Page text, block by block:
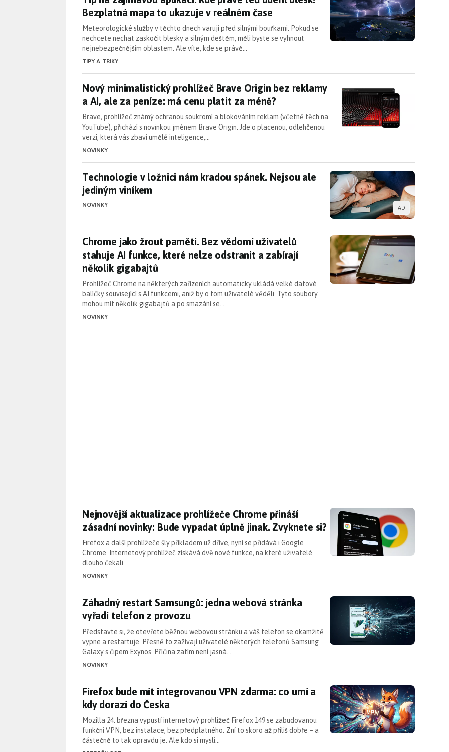
Bezplatná mapa to ukazuje v reálném čase
Meteorologické služby v těchto dnech varují před silnými bouřkami. Pokud se
nechcete nechat zaskočit blesky a silným deštěm, měli byste se vyhnout
nejnebezpečnějším oblastem. Ale víte, kde se právě…
TIPY A TRIKY
Nový minimalistický prohlížeč Brave Origin bez reklamy a AI, ale za peníze: má
Nový minimalistický prohlížeč Brave Origin bez reklamy
a AI, ale za peníze: má cenu platit za méně?
Brave, prohlížeč známý ochranou soukromí a blokováním reklam (včetně těch na
YouTube), přichází s novinkou jménem Brave Origin. Jde o placenou, odlehčenou
verzi, která vás zbaví umělé inteligence,…
NOVINKY
Technologie v ložnici nám kradou spánek. Nejsou ale jediným viníkem
Technologie v ložnici nám kradou spánek. Nejsou ale
jediným viníkem
NOVINKY AD
Chrome jako žrout paměti. Bez vědomí uživatelů stahuje AI funkce, které nelze
Chrome jako žrout paměti. Bez vědomí uživatelů
stahuje AI funkce, které nelze odstranit a zabírají
několik gigabajtů
Prohlížeč Chrome na některých zařízeních automaticky ukládá velké datové
balíčky související s AI funkcemi, aniž by o tom uživatelé věděli. Tyto soubory
mohou mít několik gigabajtů a po smazání se…
NOVINKY
Nejnovější aktualizace prohlížeče Chrome přináší zásadní novinky: Bude vypadat
Nejnovější aktualizace prohlížeče Chrome přináší
zásadní novinky: Bude vypadat úplně jinak. Zvyknete si?
Firefox a další prohlížeče šly příkladem už dříve, nyní se přidává i Google
Chrome. Internetový prohlížeč získává dvě nové funkce, na které uživatelé
dlouho čekali.
NOVINKY
Záhadný restart Samsungů: jedna webová stránka vyřadí telefon z provozu
Záhadný restart Samsungů: jedna webová stránka
vyřadí telefon z provozu
Představte si, že otevřete běžnou webovou stránku a váš telefon se okamžitě
vypne a restartuje. Přesně to zažívají uživatelé některých telefonů Samsung
Galaxy s čipem Exynos. Příčina zatím není jasná…
NOVINKY
Firefox bude mít integrovanou VPN zdarma: co umí a kdy dorazí do Česka
Firefox bude mít integrovanou VPN zdarma: co umí a
kdy dorazí do Česka
Mozilla 24. března vypustí internetový prohlížeč Firefox 149 se zabudovanou
funkční VPN, bez instalace, bez předplatného. Zní to skoro až příliš dobře – a
částečně to tak opravdu je. Ale kdo si myslí…